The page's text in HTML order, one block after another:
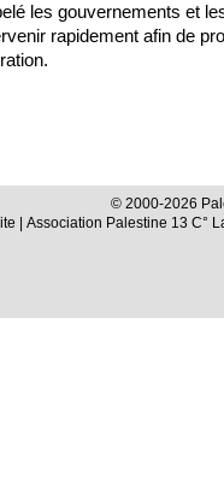
les gouvernements et
rapidement afin de
© 2000-2026
| Association Palestine 13 C°